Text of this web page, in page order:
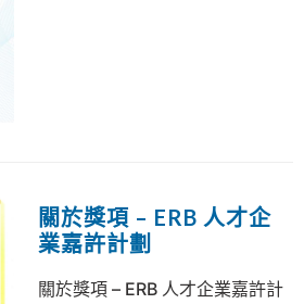
關於獎項 – ERB 人才企
業嘉許計劃
關於獎項 – ERB 人才企業嘉許計